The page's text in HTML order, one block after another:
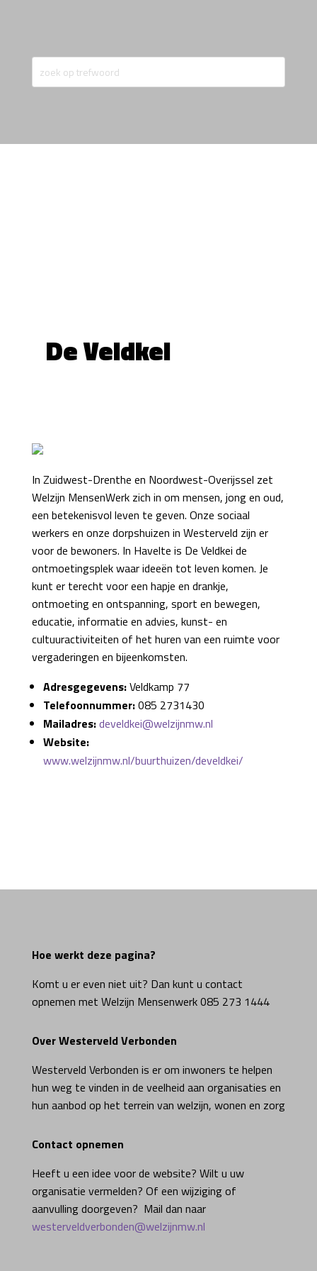
De Veldkei
In Zuidwest-Drenthe en Noordwest-Overijssel zet
Welzijn MensenWerk zich in om mensen, jong en oud,
een betekenisvol leven te geven. Onze sociaal
werkers en onze dorpshuizen in Westerveld zijn er
voor de bewoners. In Havelte is De Veldkei de
ontmoetingsplek waar ideeën tot leven komen. Je
kunt er terecht voor een hapje en drankje,
ontmoeting en ontspanning, sport en bewegen,
educatie, informatie en advies, kunst- en
cultuuractiviteiten of het huren van een ruimte voor
vergaderingen en bijeenkomsten.
Adresgegevens:Veldkamp 77
Telefoonnummer:085 2731430
Mailadres:develdkei@welzijnmw.nl
Website:
www.welzijnmw.nl/buurthuizen/develdkei/
Hoe werkt deze pagina?
Komt u er even niet uit? Dan kunt u contact
opnemen met Welzijn Mensenwerk 085 273 1444
Over Westerveld Verbonden
Westerveld Verbonden is er om inwoners te helpen
hun weg te vinden in de veelheid aan organisaties en
hun aanbod op het terrein van welzijn, wonen en zorg
Contact opnemen
Heeft u een idee voor de website? Wilt u uw
organisatie vermelden? Of een wijziging of
aanvulling doorgeven? Mail dan naar
westerveldverbonden@welzijnmw.nl